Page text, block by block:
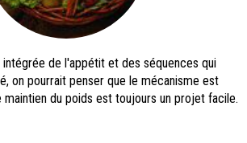
de l'appétit et des séquences qui
on pourrait penser que le mécanisme est
maintien du poids est toujours un projet facile.